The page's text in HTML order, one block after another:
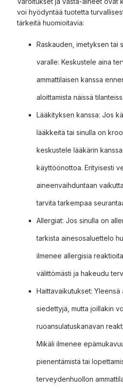
voi hyödyntää tuotetta
tärkeitä huomioitavia:
Raskauden, imetyksen tai
varalle: Keskustele aina
ammattilaisen kanssa
aloittamista näissä
Lääkityksen kanssa: Jos
lääkkeitä tai sinulla on
keskustele lääkärin
käyttöönottoa. Erityisesti
aineenvaihduntaan
tarvita tarkempaa
Allergiat: Jos sinulla on
tarkista ainesosaluettelo
ilmenee allergisia
välittömästi ja hakeudu
Haittavaikutukset:
siedettyjä, mutta joillakin
ruoansulatuskanavan
Mikäli ilmenee
pienentämistä tai
terveydenhuollon